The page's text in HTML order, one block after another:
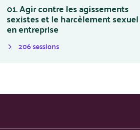
01. Agir contre les agissements
sexistes et le harcèlement sexuel
en entreprise
206sessions